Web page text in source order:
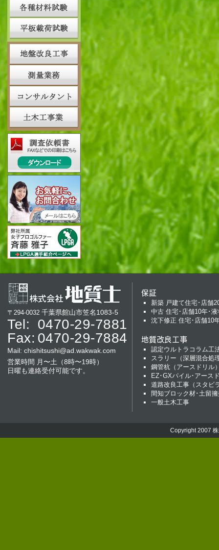
〒294-0032 千葉県館山市笠名1083-5
Tel:
0470-29-7881
Fax: 0470-29-7884
Mail: chishitsushi@ad.wakwak.com
営業時間 月〜土（8時〜19時）
日曜も連絡受付可能です。
保証
新築 戸建て住宅･店舗
中古 住宅･店舗10年･液
沈下修正 住宅･店舗10
地質改良工事
認定ウルトラコラム工
スラリー（深層混合処
鋼管杭（アースドリル
EZ･GXパイル･アース
道路改良工事（スタビ
間知ブロック材･土留
一般土木工事
Copyright 2007